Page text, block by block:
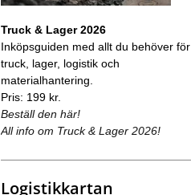
Truck & Lager 2026
Inköpsguiden med allt du behöver för
truck, lager, logistik och
materialhantering.
Pris: 199 kr.
Beställ den här!
All info om Truck & Lager 2026!
Logistikkartan